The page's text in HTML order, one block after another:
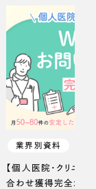
業界別資料
【個人医院・クリニッ
合わせ獲得完全ガイ